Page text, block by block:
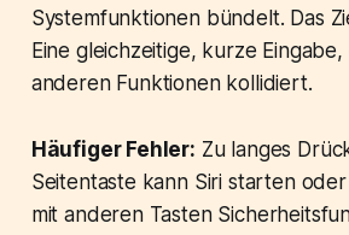
Systemfunktionen bündelt. Das
Eine gleichzeitige, kurze
anderen Funktionen kollidiert.
Häufiger Fehler: Zu langes
Seitentaste kann Siri starten
mit anderen Tasten